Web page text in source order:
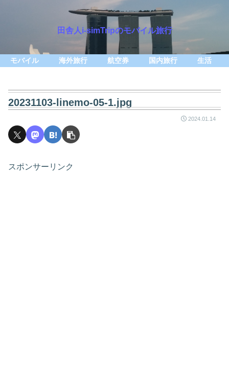
田舎人i-simTripのモバイル旅行
モバイル 海外旅行 航空券 国内旅行 生活
20231103-linemo-05-1.jpg
2024.01.14
スポンサーリンク